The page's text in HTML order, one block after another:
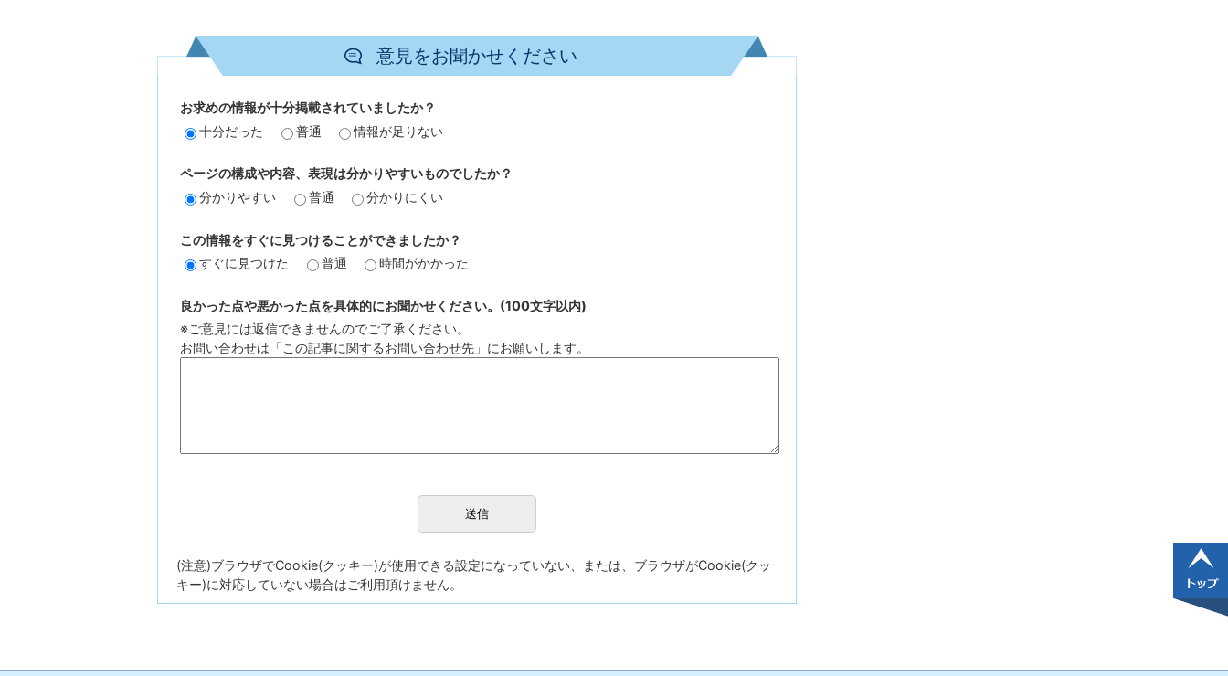
意見をお聞かせください
お求めの情報が十分掲載されていましたか？
十分だった
普通 情報が足りない
ページの構成や内容、表現は分かりやすいものでしたか？
分かりやすい
普通 分かりにくい
この情報をすぐに見つけることができましたか？
すぐに見つけた
普通 時間がかかった
良かった点や悪かった点を具体的にお聞かせください。(100文字以内)
※ご意見には返信できませんのでご了承ください。
お問い合わせは「この記事に関するお問い合わせ先」にお願いします。
(注意)ブラウザでCookie(クッキー)が使用できる設定になっていない、または、ブラウザがCookie(クッ
キー)に対応していない場合はご利用頂けません。